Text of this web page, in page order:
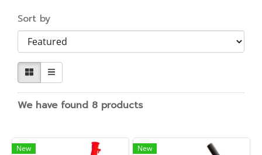
Sort by
We have found 8 products
New New